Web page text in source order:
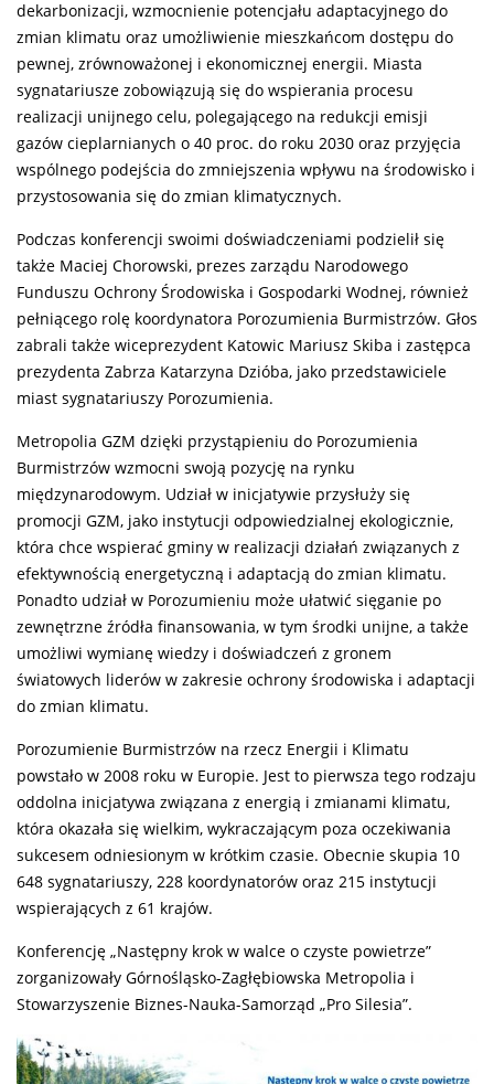
dekarbonizacji, wzmocnienie potencjału adaptacyjnego do
zmian klimatu oraz umożliwienie mieszkańcom dostępu do
pewnej, zrównoważonej i ekonomicznej energii. Miasta
sygnatariusze zobowiązują się do wspierania procesu
realizacji unijnego celu, polegającego na redukcji emisji
gazów cieplarnianych o 40 proc. do roku 2030 oraz przyjęcia
wspólnego podejścia do zmniejszenia wpływu na środowisko i
przystosowania się do zmian klimatycznych.
Podczas konferencji swoimi doświadczeniami podzielił się
także Maciej Chorowski, prezes zarządu Narodowego
Funduszu Ochrony Środowiska i Gospodarki Wodnej, również
pełniącego rolę koordynatora Porozumienia Burmistrzów. Głos
zabrali także wiceprezydent Katowic Mariusz Skiba i zastępca
prezydenta Zabrza Katarzyna Dzióba, jako przedstawiciele
miast sygnatariuszy Porozumienia.
Metropolia GZM dzięki przystąpieniu do Porozumienia
Burmistrzów wzmocni swoją pozycję na rynku
międzynarodowym. Udział w inicjatywie przysłuży się
promocji GZM, jako instytucji odpowiedzialnej ekologicznie,
która chce wspierać gminy w realizacji działań związanych z
efektywnością energetyczną i adaptacją do zmian klimatu.
Ponadto udział w Porozumieniu może ułatwić sięganie po
zewnętrzne źródła finansowania, w tym środki unijne, a także
umożliwi wymianę wiedzy i doświadczeń z gronem
światowych liderów w zakresie ochrony środowiska i adaptacji
do zmian klimatu.
Porozumienie Burmistrzów na rzecz Energii i Klimatu
powstało w 2008 roku w Europie. Jest to pierwsza tego rodzaju
oddolna inicjatywa związana z energią i zmianami klimatu,
która okazała się wielkim, wykraczającym poza oczekiwania
sukcesem odniesionym w krótkim czasie. Obecnie skupia 10
648 sygnatariuszy, 228 koordynatorów oraz 215 instytucji
wspierających z 61 krajów.
Konferencję „Następny krok w walce o czyste powietrze”
zorganizowały Górnośląsko-Zagłębiowska Metropolia i
Stowarzyszenie Biznes-Nauka-Samorząd „Pro Silesia”.